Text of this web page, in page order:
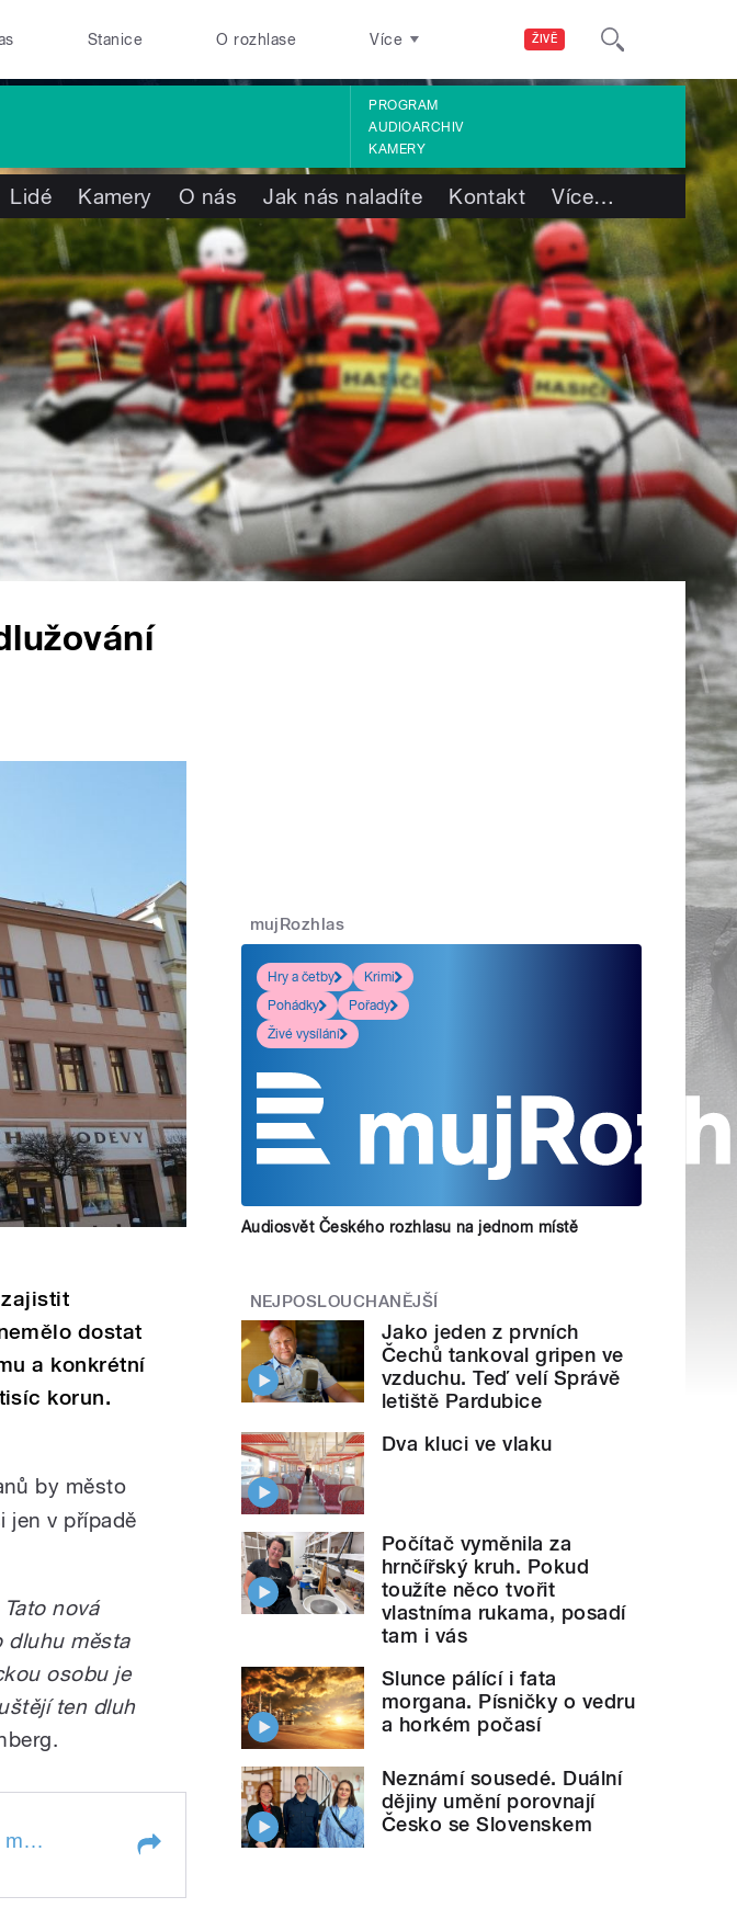
ŽIVĚ
Stanice O rozhlase Více
PROGRAM
AUDIOARCHIV
KAMERY
Lidé Kamery O nás Jak nás naladíte Kontakt Více…
dostat
a konkrétní
korun.
by město
jen v případě
nová
dluhu města
osobu je
ten dluh
Chrudim zavede nová pravidla pro zadlužování města. Část opozice nesouhlasí
mujRozhlas
Hry a četby
Krimi
Pohádky
Pořady
Živé vysílání
Audiosvět Českého rozhlasu na jednom místě
NEJPOSLOUCHANĚJŠÍ
Jako jeden z prvních
Čechů tankoval gripen ve
vzduchu. Teď velí Správě
letiště Pardubice
Dva kluci ve vlaku
Počítač vyměnila za
hrnčířský kruh. Pokud
toužíte něco tvořit
vlastníma rukama, posadí
tam i vás
Slunce pálící i fata
morgana. Písničky o vedru
a horkém počasí
Neznámí sousedé. Duální
dějiny umění porovnají
Česko se Slovenskem